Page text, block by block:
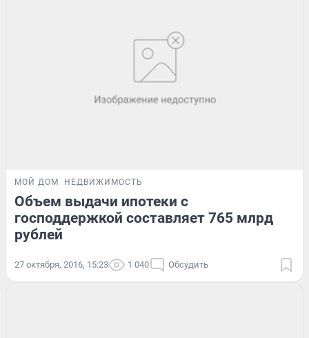
МОЙ ДОМ НЕДВИЖИМОСТЬ
Объем выдачи ипотеки с
господдержкой составляет 765 млрд
рублей
27 октября, 2016, 15:23 1 040 Обсудить